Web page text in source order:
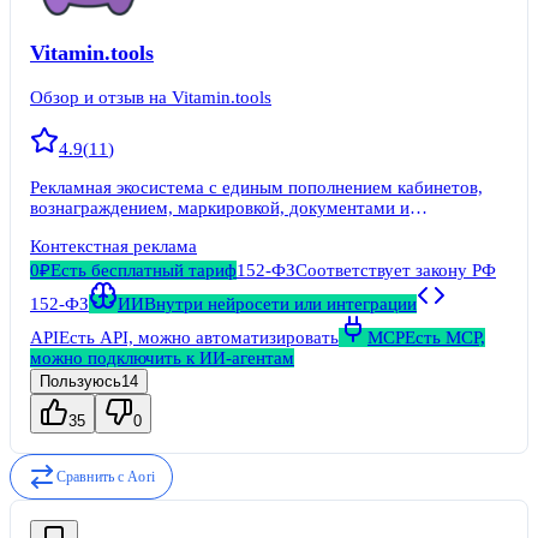
Vitamin.tools
Обзор и отзыв на Vitamin.tools
4.9(11)
Рекламная экосистема с единым пополнением кабинетов,
вознаграждением, маркировкой, документами и
Контекстная реклама
0₽Есть бесплатный тариф152-ФЗСоответствует закону РФ
152-ФЗ
ИИВнутри нейросети или интеграции
APIЕсть API, можно автоматизировать MCPЕсть MCP,
можно подключить к ИИ-агентам
Пользуюсь14
35 0
Сравнить сAori